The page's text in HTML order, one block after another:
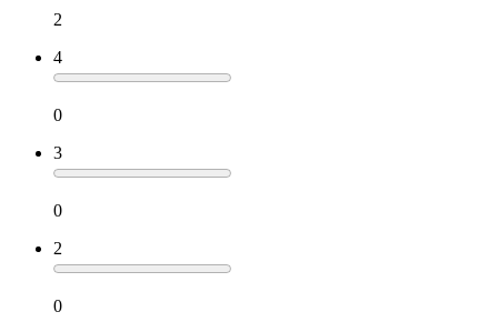
2
4
0
3
0
2
0